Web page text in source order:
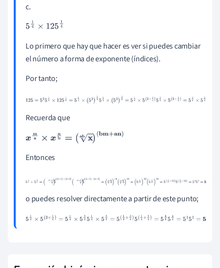
c.
514 ×12514
Lo primero que hay que hacer es ver si puedes cambiar
el número a forma de exponente (índices).
Por tanto;
125=53514×12514= 514×( 53)14514× (53)14=514×5(3×1 4)5
1
1
Recuerda que
xma ×xn b=(x ab (bm+a n)
Entonces
514× 534=(5(4×4 ))((4×1)+ 4×3)(5(4 ×4))((4×1 +(4×3)=
(5 116)16( 5116)16=5(116×16)5(116 ×16)= 515 1=5
o puedes resolver directamente a partir de este punto;
51 4×5(3×1 4)=5 14×534 514×534=5(14+34) 5(14+3 4) =544 54